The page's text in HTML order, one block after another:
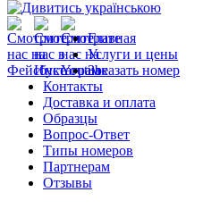
Главная
Услуги и цены
Заказать номер
Контакты
Доставка и оплата
Образцы
Вопрос-Ответ
Типы номеров
Партнерам
Отзывы